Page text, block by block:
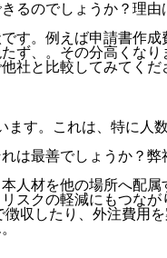
るのでしょうか？理由
す。例えば申請書作成
ず、。その分高くなり
社と比較してみてくだ
ます。これは、特に人
は最善でしょうか？弊
人材を他の場所へ配属
スクの軽減にもつなが
収したり、外注費用